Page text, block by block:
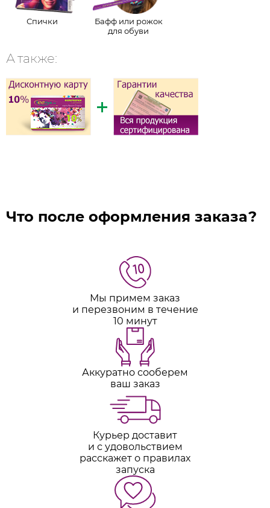
Спички
Бафф или рожок
для обуви
А также:
Что после оформления заказа?
Мы примем заказ
и перезвоним в течение
10 минут
Аккуратно сооберем
ваш заказ
Курьер доставит
и с удовольствием
расскажет о правилах
запуска